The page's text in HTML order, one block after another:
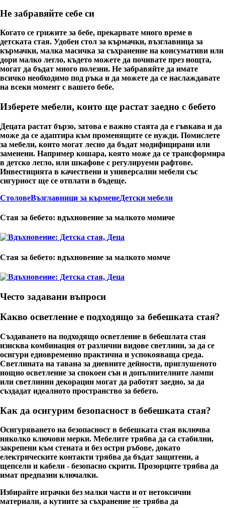
Не забравяйте себе си
Когато се грижите за бебе, прекарвате много време в
детската стая. Удобен стол за кърмачки, възглавница за
кърмачки, малка масичка за съхранение на консумативи или
дори малко легло, където можете да почивате през нощта,
могат да бъдат много полезни. Не забравяйте да имате
всичко необходимо под ръка и да можете да се наслаждавате
на всеки момент с вашето бебе.
Изберете мебели, които ще растат заедно с бебето
Децата растат бързо, затова е важно стаята да е гъвкава и да
може да се адаптира към променящите се нужди. Помислете
за мебели, които могат лесно да бъдат модифицирани или
заменени. Например кошара, която може да се трансформира
в детско легло, или шкафове с регулируеми рафтове.
Инвестицията в качествени и универсални мебели със
сигурност ще се отплати в бъдеще.
СтоловеВъзглавници за кърменеДетски мебели
Стая за бебето: вдъхновение за малкото момиче
Стая за бебето: вдъхновение за малкото момче
Често задавани въпроси
Какво осветление е подходящо за бебешката стая?
Създаването на подходящо осветление в бебешлата стая
изисква комбинация от различни видове светлини, за да се
осигури едновременно практична и успокояваща среда.
Светлината на тавана за дневните дейности, приглушеното
нощно осветление за спокоен сън и допълнителните лампи
или светлинни декорации могат да работят заедно, за да
създадат идеалното пространство за бебето.
Как да осигурим безопасност в бебешката стая?
Осигуряването на безопасност в бебешката стая включва
няколко ключови мерки. Мебелите трябва да са стабилни,
закрепени към стената и без остри ръбове, докато
електрическите контакти трябва да бъдат защитени, а
щепсели и кабели - безопасно скрити. Прозорците трябва да
имат предпазни ключалки.
Избирайте играчки без малки части и от нетоксични
материали, а кутиите за съхранение не трябва да